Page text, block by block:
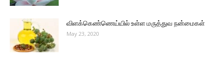
விளக்கெண்ணெய்யில் உள்ள மருத்துவ நன்மைகள்
May 23, 2020